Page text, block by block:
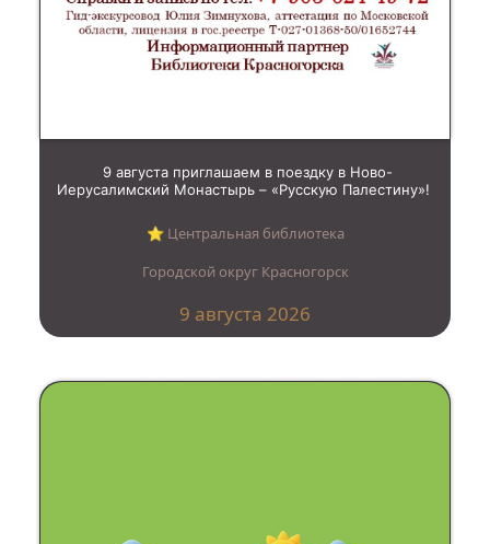
9 августа приглашаем в поездку в Ново-
Иерусалимский Монастырь – «Русскую Палестину»!
⭐︎ Центральная библиотека
Городской округ Красногорск
9 августа 2026